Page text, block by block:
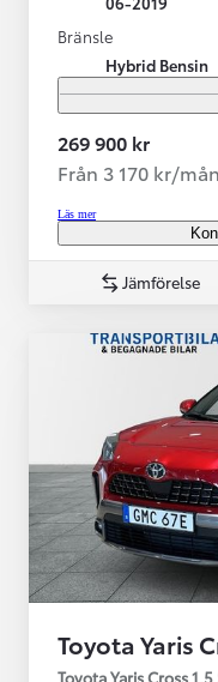
Bränsle
Hybrid Bensin
269 900 kr
Från 3 170 kr/mån
Läs mer
Jämförelse
Toyota Yaris
Toyota Yaris Cross